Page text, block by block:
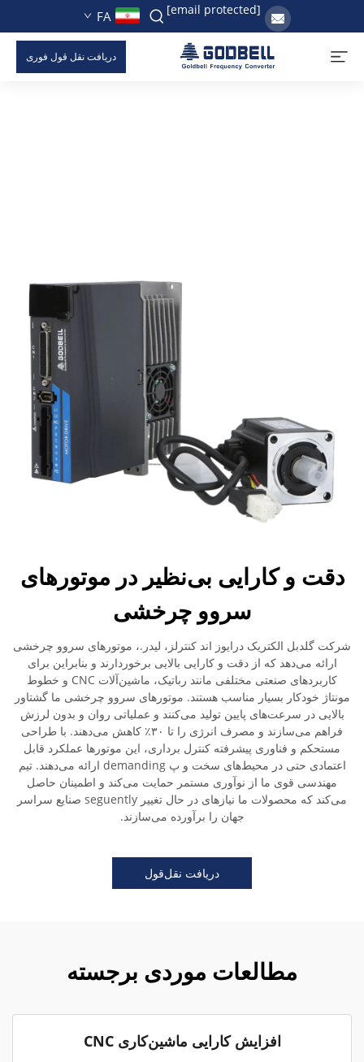
[email protected]
FA
دریافت نقل قول فوری
دقت و کارایی بی‌نظیر در موتورهای
سروو چرخشی
شرکت گلدبل الکتریک درایوز اند کنترلز، لیدر.، موتورهای سروو چرخشی
ارائه می‌دهد که از دقت و کارایی بالایی برخوردارند و بنابراین برای
کاربردهای صنعتی مختلفی مانند رباتیک، ماشین‌آلات CNC و خطوط
مونتاژ خودکار بسیار مناسب هستند. موتورهای سروو چرخشی ما گشتاور
بالایی در سرعت‌های پایین تولید می‌کنند و عملیاتی روان و بدون لرزش
فراهم می‌سازند و مصرف انرژی را تا ۳۰٪ کاهش می‌دهند. با طراحی
مستحکم و فناوری پیشرفته کنترل برداری، این موتورها عملکرد قابل
اعتمادی حتی در محیط‌های سخت و پ demanding ارائه می‌دهند. تیم
مهندسی قوی ما از نوآوری مستمر حمایت می‌کند و اطمینان حاصل
می‌کند که محصولات ما نیازهای در حال تغییر seguently صنایع سراسر
جهان را برآورده می‌سازند.
دریافت نقل‌قول
مطالعات موردی برجسته
افزایش کارایی ماشین‌کاری CNC